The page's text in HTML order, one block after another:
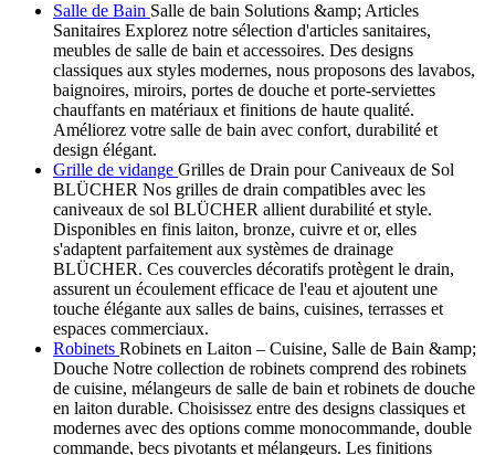
Salle de Bain Salle de bain Solutions &amp; Articles
Sanitaires Explorez notre sélection d'articles sanitaires,
meubles de salle de bain et accessoires. Des designs
classiques aux styles modernes, nous proposons des lavabos,
baignoires, miroirs, portes de douche et porte-serviettes
chauffants en matériaux et finitions de haute qualité.
Améliorez votre salle de bain avec confort, durabilité et
design élégant.
Grille de vidange Grilles de Drain pour Caniveaux de Sol
BLÜCHER Nos grilles de drain compatibles avec les
caniveaux de sol BLÜCHER allient durabilité et style.
Disponibles en finis laiton, bronze, cuivre et or, elles
s'adaptent parfaitement aux systèmes de drainage
BLÜCHER. Ces couvercles décoratifs protègent le drain,
assurent un écoulement efficace de l'eau et ajoutent une
touche élégante aux salles de bains, cuisines, terrasses et
espaces commerciaux.
Robinets Robinets en Laiton – Cuisine, Salle de Bain &amp;
Douche Notre collection de robinets comprend des robinets
de cuisine, mélangeurs de salle de bain et robinets de douche
en laiton durable. Choisissez entre des designs classiques et
modernes avec des options comme monocommande, double
commande, becs pivotants et mélangeurs. Les finitions